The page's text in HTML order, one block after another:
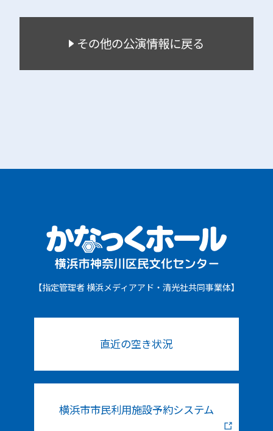
その他の公演情報に戻る
【指定管理者 横浜メディアアド・清光社共同事業体】
直近の空き状況
横浜市市民利用施設予約システム